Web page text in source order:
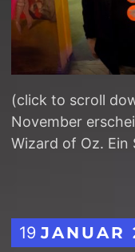
(click to scroll
November
Wizard of Oz. Ein
19JANUAR